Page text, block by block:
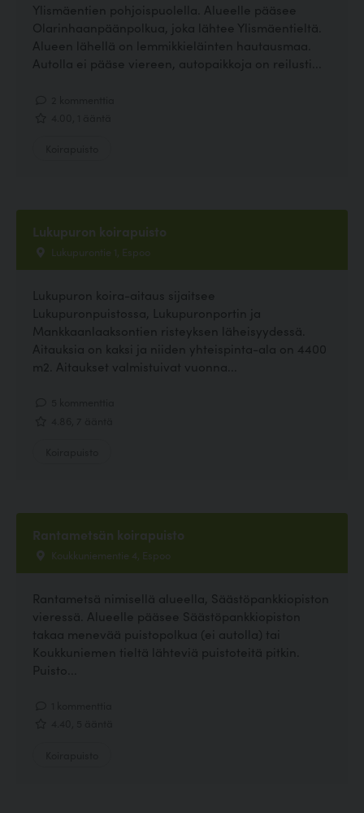
Ylismäentien pohjoispuolella. Alueelle pääsee
Olarinhaanpäänpolkua, joka lähtee Ylismäentieltä.
Alueen lähellä on lemmikkieläinten hautausmaa.
Autolla ei pääse viereen, autopaikkoja on reilusti...
Lukupuron koirapuisto
Lukupurontie 1, Espoo
Lukupuron koira-aitaus sijaitsee
Lukupuronpuistossa, Lukupuronportin ja
Mankkaanlaaksontien risteyksen läheisyydessä.
Aitauksia on kaksi ja niiden yhteispinta-ala on 4400
m2. Aitaukset valmistuivat vuonna...
Rantametsän koirapuisto
Koukkuniementie 4, Espoo
Rantametsä nimisellä alueella, Säästöpankkiopiston
vieressä. Alueelle pääsee Säästöpankkiopiston
takaa menevää puistopolkua (ei autolla) tai
Koukkuniemen tieltä lähteviä puistoteitä pitkin.
Puisto...